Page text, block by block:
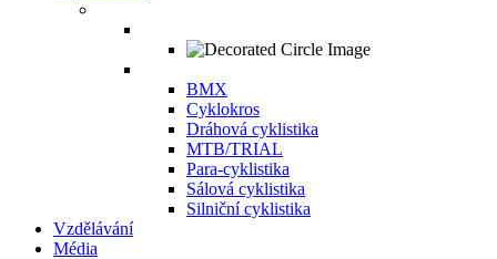
BMX
Cyklokros
Dráhová cyklistika
MTB/TRIAL
Para-cyklistika
Sálová cyklistika
Silniční cyklistika
Vzdělávání
Média